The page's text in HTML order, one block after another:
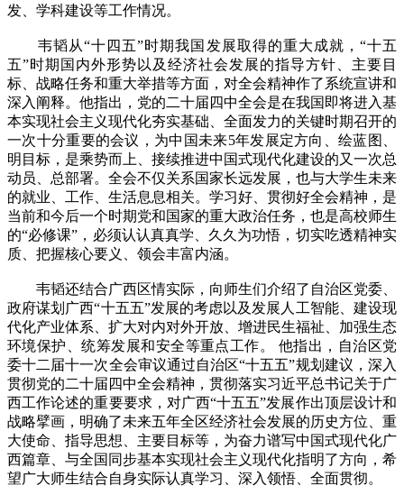
发、学科建设等工作情况。
韦韬从“十四五”时期我国发展取得的重大成就，“十五
五”时期国内外形势以及经济社会发展的指导方针、主要目
标、战略任务和重大举措等方面，对全会精神作了系统宣讲和
深入阐释。他指出，党的二十届四中全会是在我国即将进入基
本实现社会主义现代化夯实基础、全面发力的关键时期召开的
一次十分重要的会议，为中国未来5年发展定方向、绘蓝图、
明目标，是乘势而上、接续推进中国式现代化建设的又一次总
动员、总部署。全会不仅关系国家长远发展，也与大学生未来
的就业、工作、生活息息相关。学习好、贯彻好全会精神，是
当前和今后一个时期党和国家的重大政治任务，也是高校师生
的“必修课”，必须认认真真学、久久为功悟，切实吃透精神实
质、把握核心要义、领会丰富内涵。
韦韬还结合广西区情实际，向师生们介绍了自治区党委、
政府谋划广西“十五五”发展的考虑以及发展人工智能、建设现
代化产业体系、扩大对内对外开放、增进民生福祉、加强生态
环境保护、统筹发展和安全等重点工作。 他指出，自治区党
委十二届十一次全会审议通过自治区“十五五”规划建议，深入
贯彻党的二十届四中全会精神，贯彻落实习近平总书记关于广
西工作论述的重要要求，对广西“十五五”发展作出顶层设计和
战略擘画，明确了未来五年全区经济社会发展的历史方位、重
大使命、指导思想、主要目标等，为奋力谱写中国式现代化广
西篇章、与全国同步基本实现社会主义现代化指明了方向，希
望广大师生结合自身实际认真学习、深入领悟、全面贯彻。